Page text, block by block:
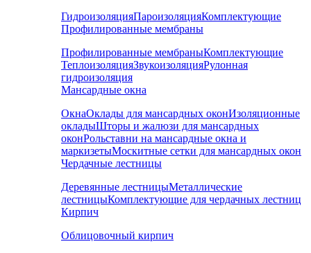
ГидроизоляцияПароизоляцияКомплектующие
Профилированные мембраны
Профилированные мембраныКомплектующие
ТеплоизоляцияЗвукоизоляцияРулонная
гидроизоляция
Мансардные окна
ОкнаОклады для мансардных оконИзоляционные
окладыШторы и жалюзи для мансардных
оконРольставни на мансардные окна и
маркизетыМоскитные сетки для мансардных окон
Чердачные лестницы
Деревянные лестницыМеталлические
лестницыКомплектующие для чердачных лестниц
Кирпич
Облицовочный кирпич